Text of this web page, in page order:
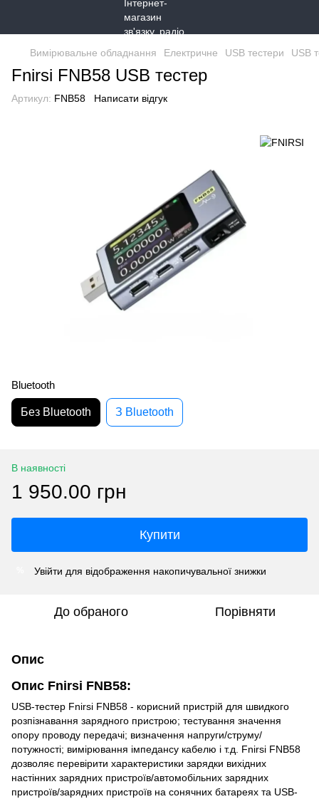
Вимірювальне обладнання Електричне USB тестери USB
Fnirsi FNB58 USB тестер
Артикул: FNB58 Написати відгук
Bluetooth
Без Bluetooth З Bluetooth
В наявності
1 950.00 грн
Купити
Увійти для відображення накопичувальної знижки
До обраного Порівняти
Опис
Опис Fnirsi FNB58:
USB-тестер Fnirsi FNB58 - корисний пристрій для швидкого
розпізнавання зарядного пристрою; тестування значення
опору проводу передачі; визначення напруги/струму/
потужності; вимірювання імпедансу кабелю і т.д. Fnirsi FNB58
дозволяє перевірити характеристики зарядки вихідних
настінних зарядних пристроїв/автомобільних зарядних
пристроїв/зарядних пристроїв на сонячних батареях та USB-